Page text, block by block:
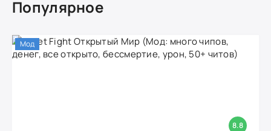
Популярное
8.8
Мод